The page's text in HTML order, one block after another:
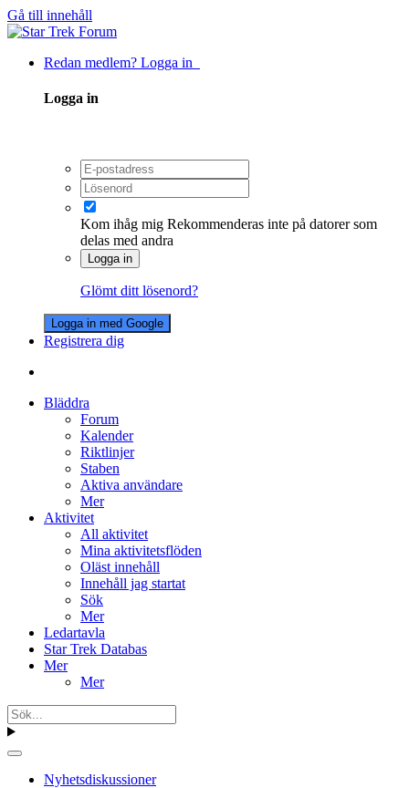
Gå till innehåll
Redan medlem? Logga in
Logga in
Kom ihåg mig Rekommenderas inte på datorer som
delas med andra
Logga in
Glömt ditt lösenord?
Logga in med Google
Registrera dig
Bläddra
Forum
Kalender
Riktlinjer
Staben
Aktiva användare
Mer
Aktivitet
All aktivitet
Mina aktivitetsflöden
Oläst innehåll
Innehåll jag startat
Sök
Mer
Ledartavla
Star Trek Databas
Mer
Mer
Nyhetsdiskussioner